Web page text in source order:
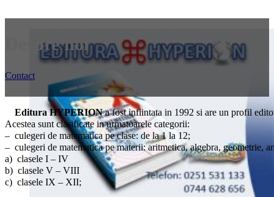
Despre noi
Contact
Editura HYPERIONa fost infiintata in 1992 si are un profil
Acestea sunt clasificate in urmatoarele categorii:
– culegeri de matematica pe clase: de la 1 la 12;
– culegeri de matematica pe materii: aritmetica, algebra, geometrie,
a) clasele I – IV
b) clasele V – VIII
c) clasele IX – XII;